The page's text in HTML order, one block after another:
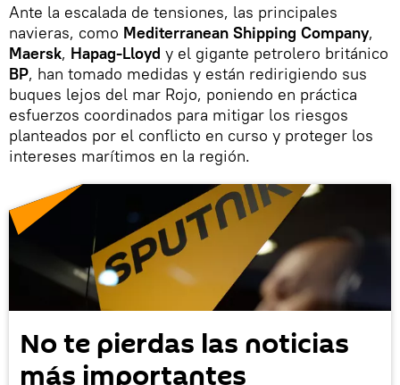
Ante la escalada de tensiones, las principales
navieras, como Mediterranean Shipping Company,
Maersk, Hapag-Lloyd y el gigante petrolero británico
BP, han tomado medidas y están redirigiendo sus
buques lejos del mar Rojo, poniendo en práctica
esfuerzos coordinados para mitigar los riesgos
planteados por el conflicto en curso y proteger los
intereses marítimos en la región.
No te pierdas las noticias
más importantes